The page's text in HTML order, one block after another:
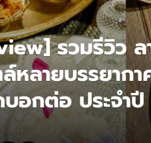
รวมรีวิว
หลายบรรยาก
บอกต่อ ประจ